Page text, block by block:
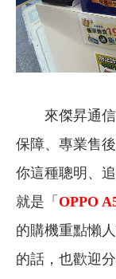
來傑昇通信
保障、專業售
你這種聰明、
就是「 OPPO
的購機重點懶
的話，也歡迎